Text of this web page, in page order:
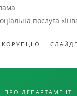
послуга
ПРО ДЕПАРТАМЕНТ